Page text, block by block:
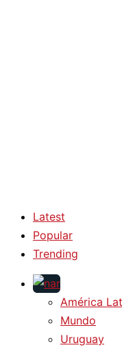
Latest
Popular
Trending
América
Mundo
Uruguay